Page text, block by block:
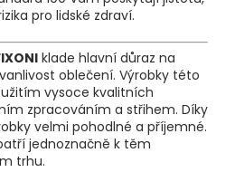
pro lidské zdraví.
klade hlavní důraz na
oblečení. Výrobky této
vysoce kvalitních
zpracováním a střihem. Díky
velmi pohodlné a příjemné.
jednoznačně k těm
trhu.